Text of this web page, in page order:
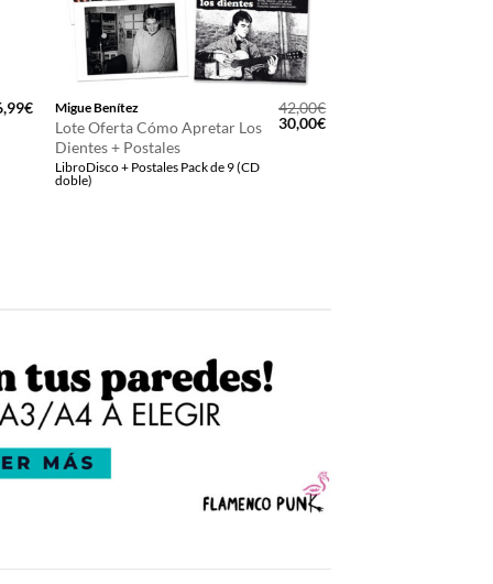
€ Migue Benítez
Lote Oferta Cómo Apretar Los
Dientes + Postales
LibroDisco + Postales Pack de 9 (CD
doble)
42,00€
El
precio
30,00€El